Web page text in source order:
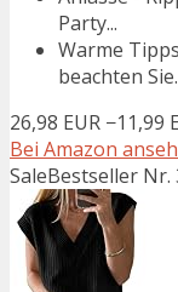
Party...
Warme
beachten
26,98 EUR −11,99
Bei Amazon
SaleBestseller Nr.